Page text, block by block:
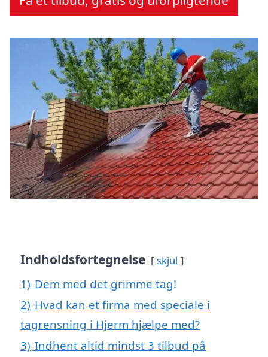
Indholdsfortegnelse skjul
1) Dem med det grimme tag!
2) Hvad kan et firma med speciale i
tagrensning i Hjerm hjælpe med?
3) Indhent altid mindst 3 tilbud på